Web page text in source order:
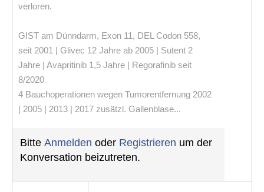
verloren.
GIST am Dünndarm, Exon 11, DEL Codon 558,
seit 2001 | Glivec 12 Jahre ab 2005 | Sutent 2
Jahre | Avapritinib 1,5 Jahre | Regorafinib seit
8/2020
4 Bauchoperationen wegen Tumorentfernung 2002
| 2005 | 2013 | 2017 zusätzl. Gallenblase...
Bitte Anmelden oder Registrieren um der
Konversation beizutreten.